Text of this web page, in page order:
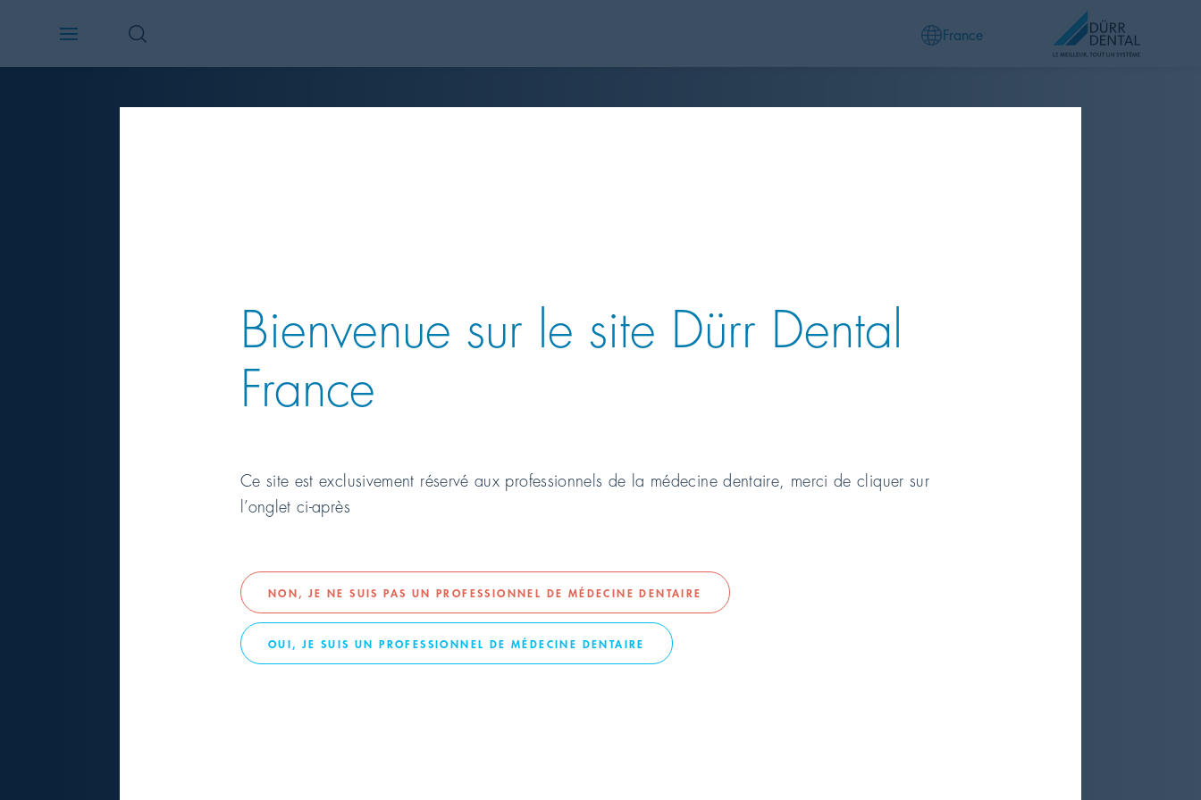
France
FD 333 top wipes Désinfection rapide
Bienvenue sur le site Dürr Dental
France
Ce site est exclusivement réservé aux professionnels de la médecine dentaire, merci de cliquer sur
l’onglet ci-après
NON, JE NE SUIS PAS UN PROFESSIONNEL DE MÉDECINE DENTAIRE
OUI, JE SUIS UN PROFESSIONNEL DE MÉDECINE DENTAIRE